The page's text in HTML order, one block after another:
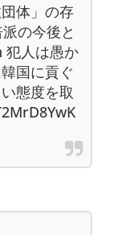
体」の存
の今後と
人は愚か
国に貢ぐ
態度を取